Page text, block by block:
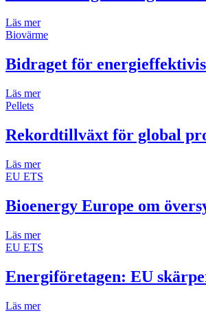
Läs mer
Biovärme
Bidraget för
Läs mer
Pellets
Rekordtillväxt för global
Läs mer
EU ETS
Bioenergy Europe om
Läs mer
EU ETS
Energiföretagen: EU
Läs mer